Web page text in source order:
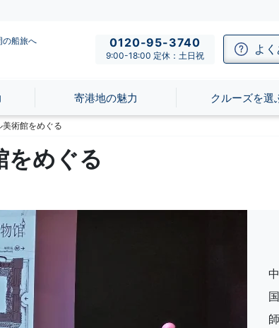
の船旅へ 0120-95-3740
9:00-18:00 定休：土日祝 よ
寄港地の魅力 クルーズを選
術館をめぐる
をめぐる